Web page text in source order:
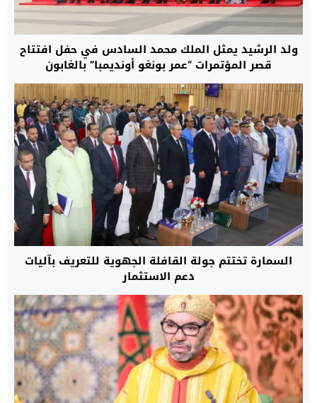
ولد الرشيد يمثل الملك محمد السادس في حفل افتتاح
قصر المؤتمرات “عمر بونغو أونديمبا” بالغابون
السمارة تختتم جولة القافلة الجهوية للتعريف بآليات
دعم الاستثمار